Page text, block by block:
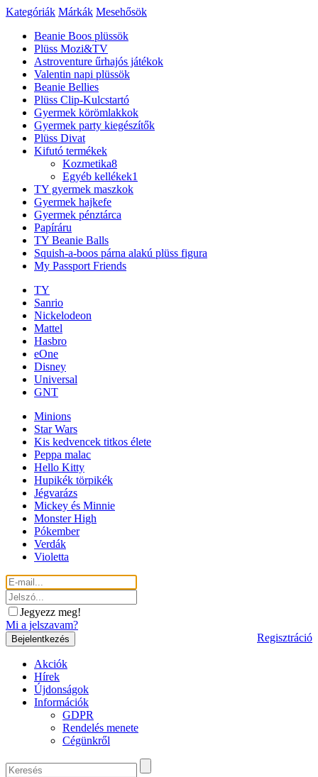
Kategóriák Márkák Mesehősök
Beanie Boos plüssök
Plüss Mozi&TV
Astroventure űrhajós játékok
Valentin napi plüssök
Beanie Bellies
Plüss Clip-Kulcstartó
Gyermek körömlakkok
Gyermek party kiegészítők
Plüss Divat
Kifutó termékek
Kozmetika8
Egyéb kellékek1
TY gyermek maszkok
Gyermek hajkefe
Gyermek pénztárca
Papíráru
TY Beanie Balls
Squish-a-boos párna alakú plüss figura
My Passport Friends
TY
Sanrio
Nickelodeon
Mattel
Hasbro
eOne
Disney
Universal
GNT
Minions
Star Wars
Kis kedvencek titkos élete
Peppa malac
Hello Kitty
Hupikék törpikék
Jégvarázs
Mickey és Minnie
Monster High
Pókember
Verdák
Violetta
Jegyezz meg!
Mi a jelszavam?
Regisztráció
Akciók
Hírek
Újdonságok
Információk
GDPR
Rendelés menete
Cégünkről